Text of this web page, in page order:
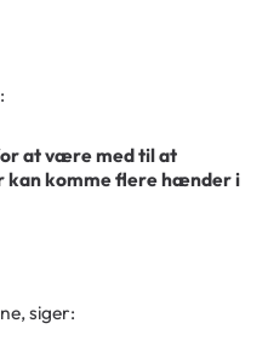
at være med til at
kan komme flere hænder i
siger: